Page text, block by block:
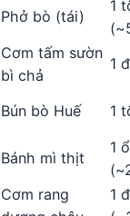
Phở bò (tái)
1
Cơm tấm sườn
bì chả
1
Bún bò Huế
1
Bánh mì thịt
1 ổ
Cơm rang
1